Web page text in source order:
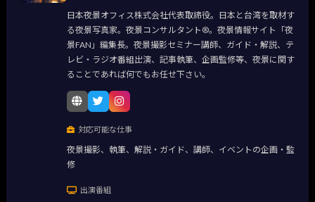
日本夜景オフィス株式会社代表取締役。日本と台湾を取材す
る夜景写真家。夜景コンサルタント®。夜景情報サイト「夜
景FAN」編集長。夜景撮影セミナー講師、ガイド・解説、テ
レビ・ラジオ番組出演、記事執筆、企画監修等、夜景に関す
ることであれば何でもお任せ下さい。
対応可能な仕事
夜景撮影、執筆、解説・ガイド、講師、イベントの企画・監
修
出演番組